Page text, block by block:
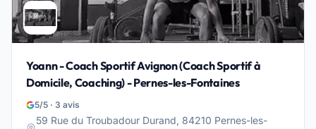
Yoann - Coach Sportif Avignon (Coach Sportif à
Domicile, Coaching) - Pernes-les-Fontaines
5/5 · 3 avis
59 Rue du Troubadour Durand, 84210 Pernes-les-